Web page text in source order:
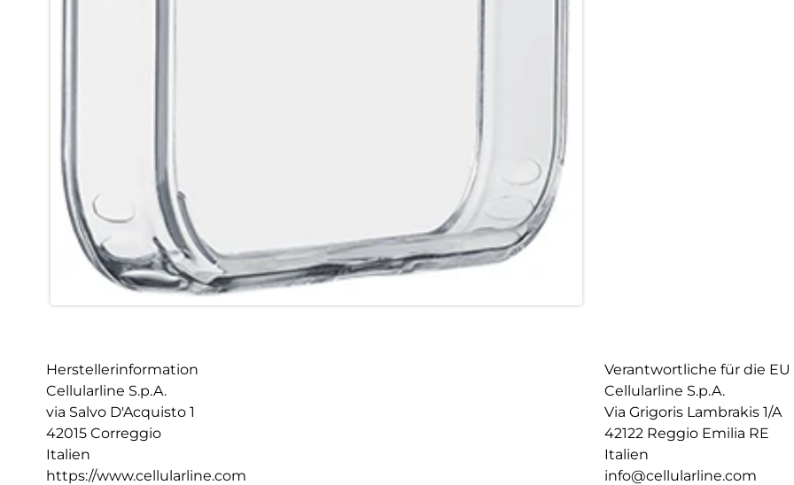
Herstellerinformation
Cellularline S.p.A.
via Salvo D'Acquisto 1
42015 Correggio
Italien
https://www.cellularline.com
Verantwortliche für die EU
Cellularline S.p.A.
Via Grigoris Lambrakis 1/A
42122 Reggio Emilia RE
Italien
info@cellularline.com